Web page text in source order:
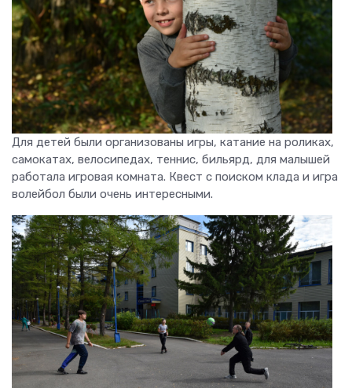
Для детей были организованы игры, катание на роликах,
самокатах, велосипедах, теннис, бильярд, для малышей
работала игровая комната. Квест с поиском клада и игра
волейбол были очень интересными.